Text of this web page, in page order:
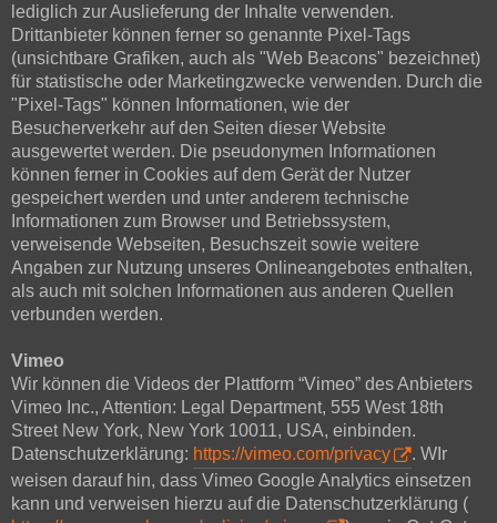
lediglich zur Auslieferung der Inhalte verwenden.
Drittanbieter können ferner so genannte Pixel-Tags
(unsichtbare Grafiken, auch als "Web Beacons" bezeichnet)
für statistische oder Marketingzwecke verwenden. Durch die
"Pixel-Tags" können Informationen, wie der
Besucherverkehr auf den Seiten dieser Website
ausgewertet werden. Die pseudonymen Informationen
können ferner in Cookies auf dem Gerät der Nutzer
gespeichert werden und unter anderem technische
Informationen zum Browser und Betriebssystem,
verweisende Webseiten, Besuchszeit sowie weitere
Angaben zur Nutzung unseres Onlineangebotes enthalten,
als auch mit solchen Informationen aus anderen Quellen
verbunden werden.
Vimeo
Wir können die Videos der Plattform “Vimeo” des Anbieters
Vimeo Inc., Attention: Legal Department, 555 West 18th
Street New York, New York 10011, USA, einbinden.
Datenschutzerklärung: https://vimeo.com/privacy
. WIr
weisen darauf hin, dass Vimeo Google Analytics einsetzen
kann und verweisen hierzu auf die Datenschutzerklärung (